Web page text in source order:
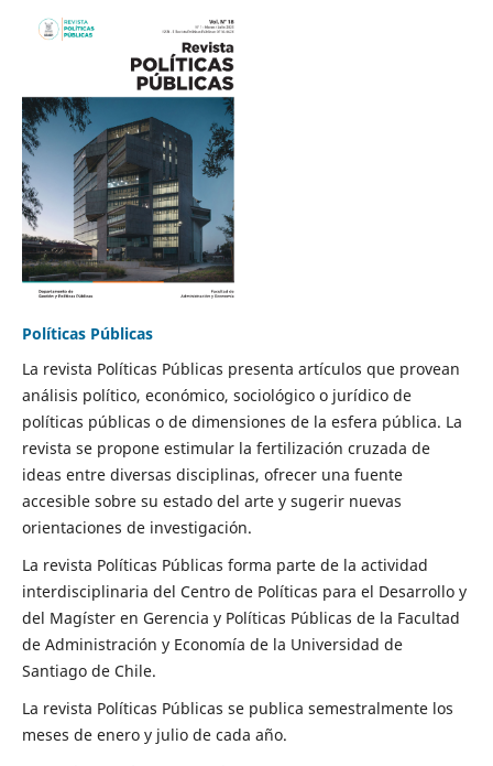
Políticas Públicas
La revista Políticas Públicas presenta artículos que provean
análisis político, económico, sociológico o jurídico de
políticas públicas o de dimensiones de la esfera pública. La
revista se propone estimular la fertilización cruzada de
ideas entre diversas disciplinas, ofrecer una fuente
accesible sobre su estado del arte y sugerir nuevas
orientaciones de investigación.
La revista Políticas Públicas forma parte de la actividad
interdisciplinaria del Centro de Políticas para el Desarrollo y
del Magíster en Gerencia y Políticas Públicas de la Facultad
de Administración y Economía de la Universidad de
Santiago de Chile.
La revista Políticas Públicas se publica semestralmente los
meses de enero y julio de cada año.